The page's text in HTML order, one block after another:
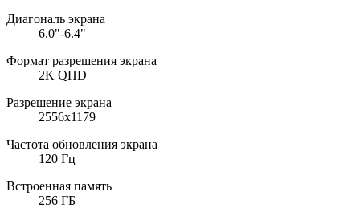
Диагональ экрана
6.0"-6.4"
Формат разрешения экрана
2K QHD
Разрешение экрана
2556x1179
Частота обновления экрана
120 Гц
Встроенная память
256 ГБ